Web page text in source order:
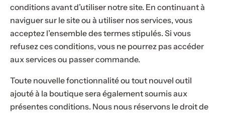
.
conditions avant d’utiliser notre site. En continuant à
naviguer sur le site ou à utiliser nos services, vous
acceptez l’ensemble des termes stipulés. Si vous
refusez ces conditions, vous ne pourrez pas accéder
aux services ou passer commande.
Toute nouvelle fonctionnalité ou tout nouvel outil
ajouté à la boutique sera également soumis aux
présentes conditions. Nous nous réservons le droit de